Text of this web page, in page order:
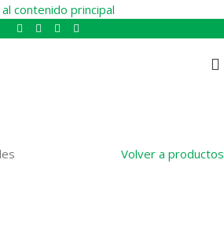
contenido principal
Volver a productos